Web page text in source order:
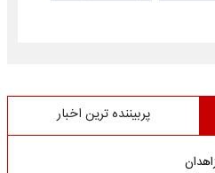
پربیننده ترین اخبار